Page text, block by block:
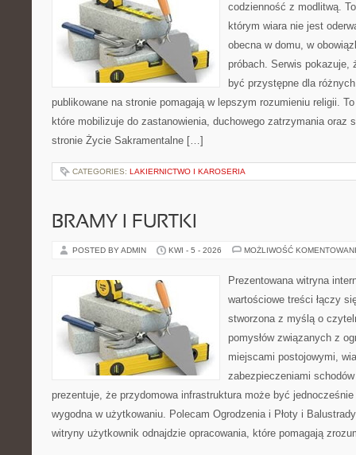
codzienność z modlitwą.
którym wiara nie jest
obecna w domu, w
próbach. Serwis pokazuje,
być przystępne dla
publikowane na stronie pomagają w lepszym rozumieniu religii.
które mobilizuje do zastanowienia, duchowego zatrzymania oraz
stronie Życie Sakramentalne […]
CATEGORIES: LAKIERNICTWO I KAROSERIA
BRAMY I FURTKI
POSTED BY ADMIN KWI - 5 - 2026 MOŻLIWOŚĆ
Prezentowana witryna
wartościowe treści łączy
stworzona z myślą o
pomysłów związanych z
miejscami postojowymi,
zabezpieczeniami
prezentuje, że przydomowa infrastruktura może być
wygodna w użytkowaniu. Polecam Ogrodzenia i Płoty i
witryny użytkownik odnajdzie opracowania, które pomagają